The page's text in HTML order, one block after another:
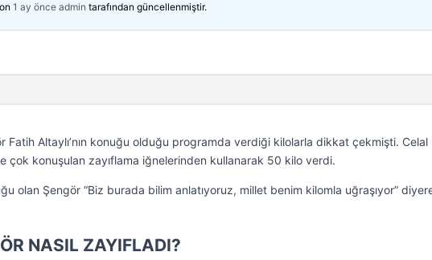
1 ay önce admin tarafından güncellenmiştir.
Fatih Altaylı’nın konuğu olduğu programda verdiği kilolarla dikkat çekmişti. Celal
çok konuşulan zayıflama iğnelerinden kullanarak 50 kilo verdi.
olan Şengör “Biz burada bilim anlatıyoruz, millet benim kilomla uğraşıyor”
NASIL ZAYIFLADI?